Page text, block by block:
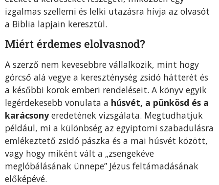
izgalmas szellemi és lelki utazásra hívja az olvasót
a Biblia lapjain keresztül.
Miért érdemes elolvasnod?
A szerző nem kevesebbre vállalkozik, mint hogy
górcső alá vegye a kereszténység zsidó hátterét és
a későbbi korok emberi rendeléseit. A könyv egyik
legérdekesebb vonulata a húsvét, a pünkösd és a
karácsonyeredetének vizsgálata. Megtudhatjuk
például, mi a különbség az egyiptomi szabadulásra
emlékeztető zsidó pászka és a mai húsvét között,
vagy hogy miként vált a „zsengekéve
meglóbálásának ünnepe” Jézus feltámadásának
előképévé.